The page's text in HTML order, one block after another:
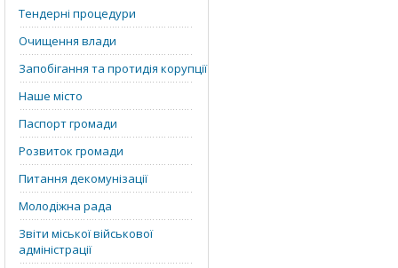
Тендерні процедури
Очищення влади
Запобігання та протидія корупції
Наше місто
Паспорт громади
Розвиток громади
Питання декомунізації
Молодіжна рада
Звіти міської військової
адміністрації